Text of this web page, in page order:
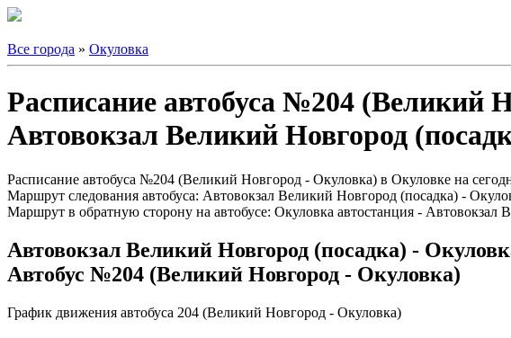
Все города » Окуловка
Расписание автобуса №204 (Великий
Автовокзал Великий Новгород
Расписание автобуса №204 (Великий Новгород - Окуловка) в Окуловке на
Маршрут следования автобуса: Автовокзал Великий Новгород (посадка) -
Маршрут в обратную сторону на автобусе: Окуловка автостанция - Автовокзал
Автовокзал Великий Новгород (посадка) -
Автобус №204 (Великий Новгород - Окуловка)
График движения автобуса 204 (Великий Новгород - Окуловка)